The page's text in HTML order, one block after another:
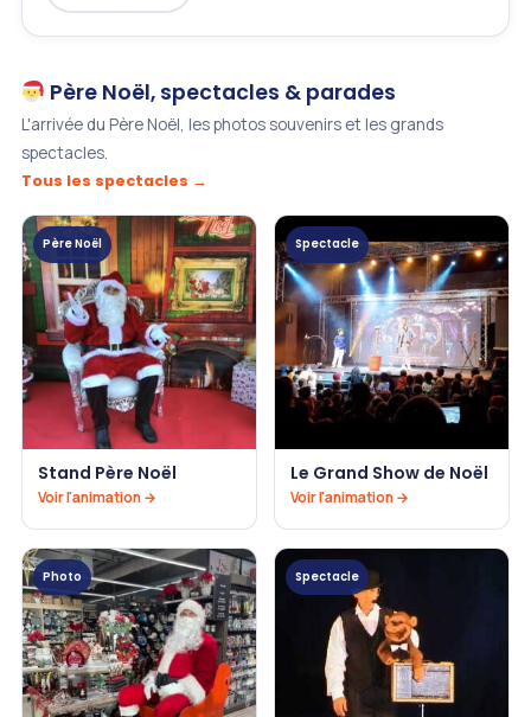
Père Noël, spectacles & parades
L'arrivée du Père Noël, les photos souvenirs et les grands
spectacles.
Tous les spectacles →
Père Noël
Stand Père Noël
Voir l'animation →
Spectacle
Le Grand Show de Noël
Voir l'animation →
Photo Spectacle